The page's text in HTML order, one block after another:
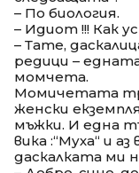
– По биология.
– Идиот !!! Как
– Тате,
редици –
момчета.
Момичетата
женски
мъжки. И една
вика :“Муха“ и
даскалката ми